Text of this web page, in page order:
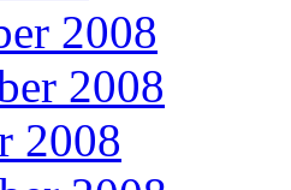
2008
2008
2008